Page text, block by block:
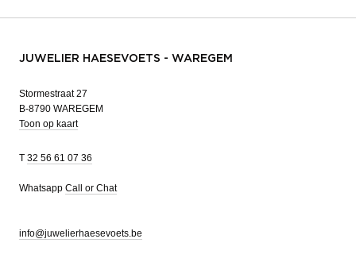
JUWELIER HAESEVOETS - WAREGEM
Stormestraat 27
B-8790 WAREGEM
Toon op kaart
T 32 56 61 07 36
Whatsapp Call or Chat
info@juwelierhaesevoets.be